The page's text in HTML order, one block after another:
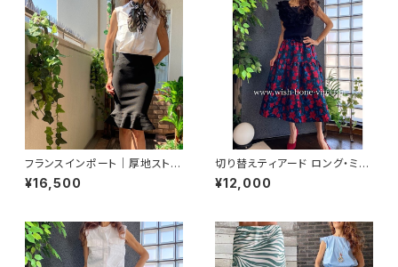
フランスインポート｜厚地ストレ
ッチ マーメイドスカート・ タイト
スカート/ブラック
¥16,500
切り替えティアード ロング・ミデ
ィアム丈スカート｜ブラック＆レ
ッド・ブルーフラワー
¥12,000